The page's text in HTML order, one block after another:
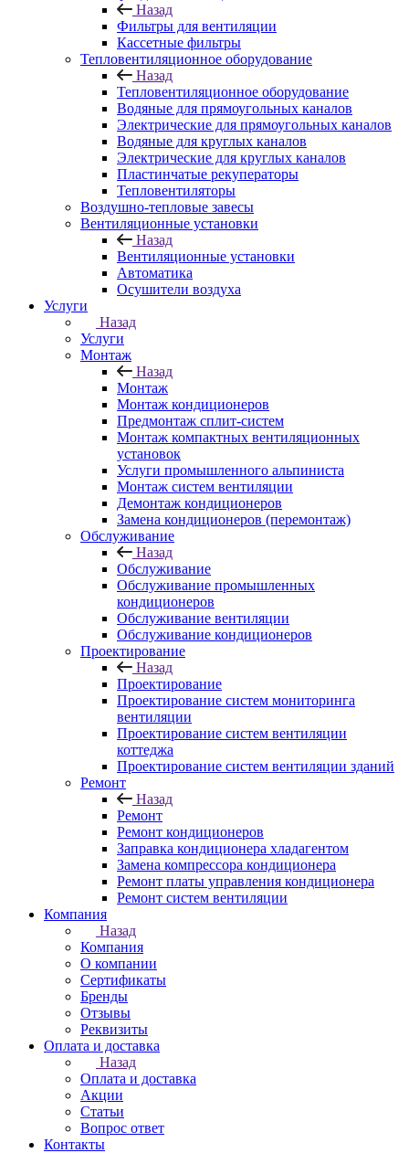
Назад
Фильтры для вентиляции
Кассетные фильтры
Тепловентиляционное оборудование
Назад
Тепловентиляционное оборудование
Водяные для прямоугольных каналов
Электрические для прямоугольных каналов
Водяные для круглых каналов
Электрические для круглых каналов
Пластинчатые рекуператоры
Тепловентиляторы
Воздушно-тепловые завесы
Вентиляционные установки
Назад
Вентиляционные установки
Автоматика
Осушители воздуха
Услуги
Назад
Услуги
Монтаж
Назад
Монтаж
Монтаж кондиционеров
Предмонтаж сплит-систем
Монтаж компактных вентиляционных
установок
Услуги промышленного альпиниста
Монтаж систем вентиляции
Демонтаж кондиционеров
Замена кондиционеров (перемонтаж)
Обслуживание
Назад
Обслуживание
Обслуживание промышленных
кондиционеров
Обслуживание вентиляции
Обслуживание кондиционеров
Проектирование
Назад
Проектирование
Проектирование систем мониторинга
вентиляции
Проектирование систем вентиляции
коттеджа
Проектирование систем вентиляции зданий
Ремонт
Назад
Ремонт
Ремонт кондиционеров
Заправка кондиционера хладагентом
Замена компрессора кондиционера
Ремонт платы управления кондиционера
Ремонт систем вентиляции
Компания
Назад
Компания
О компании
Сертификаты
Бренды
Отзывы
Реквизиты
Оплата и доставка
Назад
Оплата и доставка
Акции
Статьи
Вопрос ответ
Контакты